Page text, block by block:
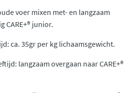
voer mixen met- en langzaam
CARE+® junior.
ca. 35gr per kg lichaamsgewicht.
langzaam overgaan naar CARE+®